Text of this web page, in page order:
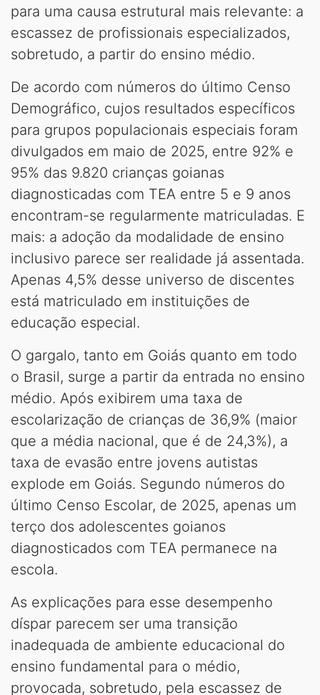
para uma causa estrutural mais relevante: a
escassez de profissionais especializados,
sobretudo, a partir do ensino médio.
De acordo com números do último Censo
Demográfico, cujos resultados específicos
para grupos populacionais especiais foram
divulgados em maio de 2025, entre 92% e
95% das 9.820 crianças goianas
diagnosticadas com TEA entre 5 e 9 anos
encontram-se regularmente matriculadas. E
mais: a adoção da modalidade de ensino
inclusivo parece ser realidade já assentada.
Apenas 4,5% desse universo de discentes
está matriculado em instituições de
educação especial.
O gargalo, tanto em Goiás quanto em todo
o Brasil, surge a partir da entrada no ensino
médio. Após exibirem uma taxa de
escolarização de crianças de 36,9% (maior
que a média nacional, que é de 24,3%), a
taxa de evasão entre jovens autistas
explode em Goiás. Segundo números do
último Censo Escolar, de 2025, apenas um
terço dos adolescentes goianos
diagnosticados com TEA permanece na
escola.
As explicações para esse desempenho
díspar parecem ser uma transição
inadequada de ambiente educacional do
ensino fundamental para o médio,
provocada, sobretudo, pela escassez de